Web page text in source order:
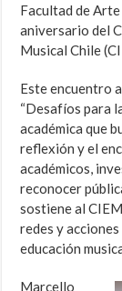
Facultad de
aniversario del
Musical Chile
Este encuentro
“Desafíos para
académica que
reflexión y el
académicos,
reconocer
sostiene al
redes y
educación
Marcello